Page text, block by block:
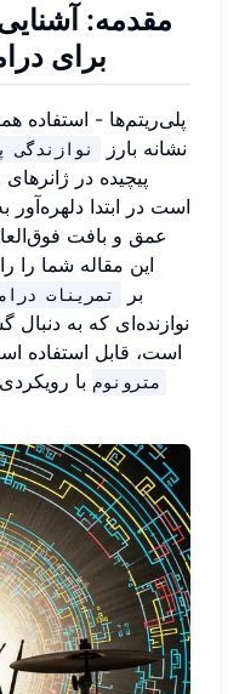
برای
پلی‌ریتم‌ها - استفاده
نشانه بارز
نوازندگی
پیچیده در
است در ابتدا
عمق و بافت
این مقاله شما را
بر
تمرینات
نوازنده‌ای که به
است، قابل استفاده
مترونوم با